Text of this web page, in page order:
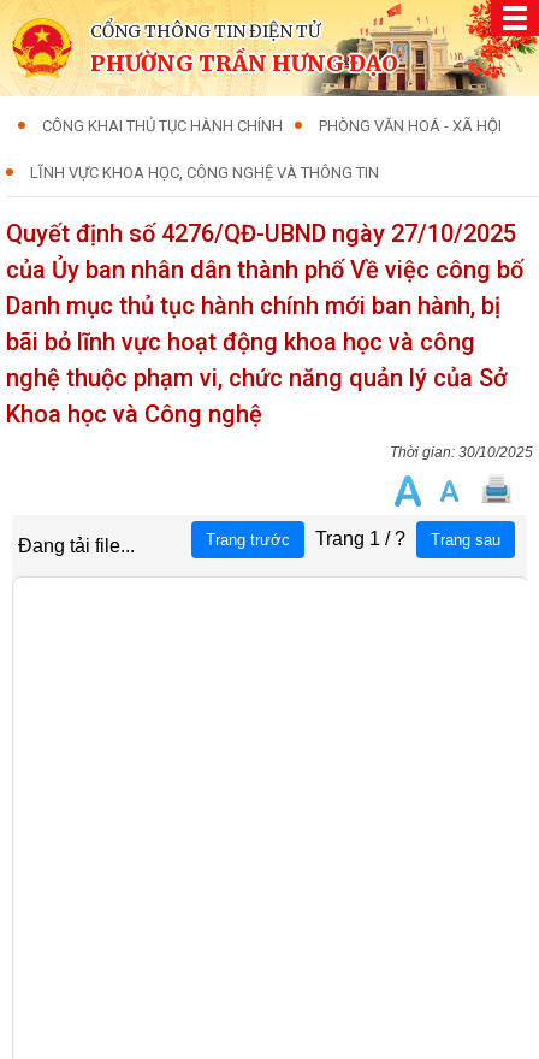
CỔNG THÔNG TIN ĐIỆN TỬ
PHƯỜNG TRẦN HƯNG ĐẠO
CÔNG KHAI THỦ TỤC HÀNH CHÍNH PHÒNG VĂN HOÁ - XÃ HỘI
LĨNH VỰC KHOA HỌC, CÔNG NGHỆ VÀ THÔNG TIN
Quyết định số 4276/QĐ-UBND ngày 27/10/2025
của Ủy ban nhân dân thành phố Về việc công bố
Danh mục thủ tục hành chính mới ban hành, bị
bãi bỏ lĩnh vực hoạt động khoa học và công
nghệ thuộc phạm vi, chức năng quản lý của Sở
Khoa học và Công nghệ
30/10/2025